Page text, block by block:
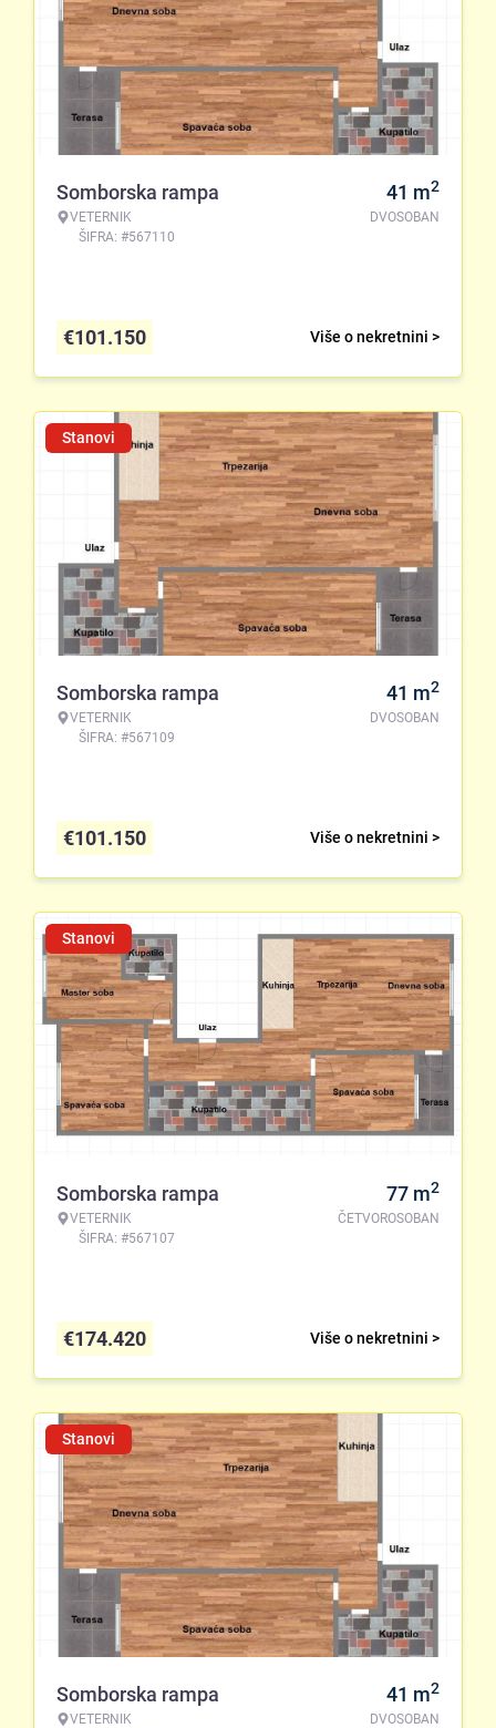
Somborska rampa
VETERNIK
ŠIFRA: #567110
41 m2
DVOSOBAN
Više o nekretnini >
€101.150
Stanovi
Somborska rampa
VETERNIK
ŠIFRA: #567109
41 m2
DVOSOBAN
Više o nekretnini >
€101.150
Stanovi
Somborska rampa
VETERNIK
ŠIFRA: #567107
77 m2
ČETVOROSOBAN
Više o nekretnini >
€174.420
Stanovi
Somborska rampa
VETERNIK
41 m2
DVOSOBAN